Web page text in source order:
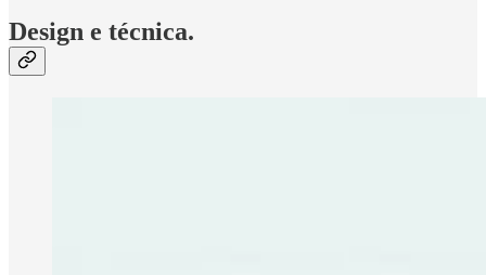
Design e técnica.